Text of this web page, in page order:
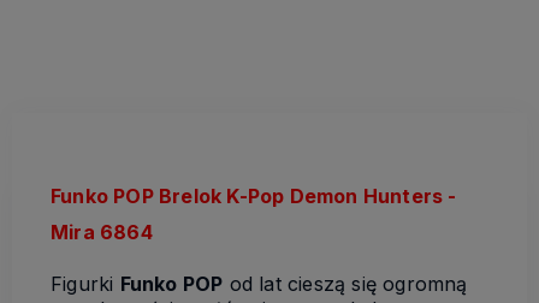
Funko POP Brelok K-Pop Demon Hunters -
Mira 6864
Figurki Funko POP od lat cieszą się ogromną